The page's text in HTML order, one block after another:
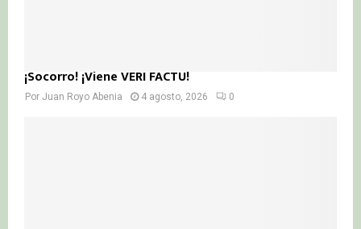
¡Socorro! ¡Viene VERI FACTU!
Por Juan Royo Abenia 4 agosto, 2026 0